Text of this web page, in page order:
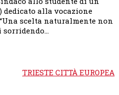
alla vocazione
scelta naturalmente non
sorridendo…
TRIESTE CITTÀ EUROPEA